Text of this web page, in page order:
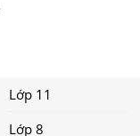
Lớp 11
Lớp 8